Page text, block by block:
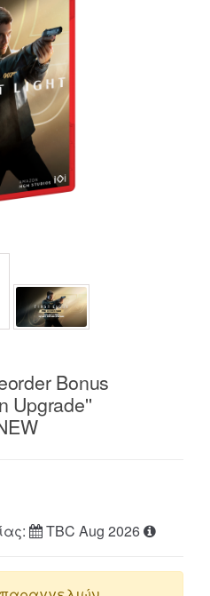
Bonus
Upgrade''
TBC Aug 2026